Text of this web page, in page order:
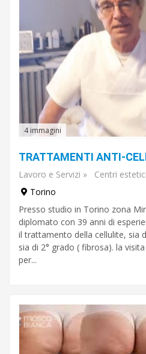
4 immagini
Lavoro e Servizi »
Centri
Torino
Presso studio in Torino zona
diplomato con 39 anni di
il trattamento della cellulite, sia
sia di 2° grado ( fibrosa). la
per...